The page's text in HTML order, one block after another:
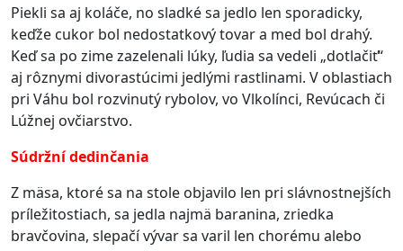
Piekli sa aj koláče, no sladké sa jedlo len sporadicky,
keďže cukor bol nedostatkový tovar a med bol drahý.
Keď sa po zime zazelenali lúky, ľudia sa vedeli „dotlačiť“
aj rôznymi divorastúcimi jedlými rastlinami. V oblastiach
pri Váhu bol rozvinutý rybolov, vo Vlkolínci, Revúcach či
Lúžnej ovčiarstvo.
Súdržní dedinčania
Z mäsa, ktoré sa na stole objavilo len pri slávnostnejších
príležitostiach, sa jedla najmä baranina, zriedka
bravčovina, slepačí vývar sa varil len chorému alebo